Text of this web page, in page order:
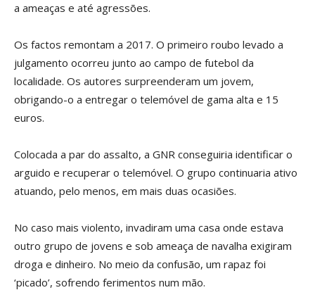
a ameaças e até agressões.
Os factos remontam a 2017. O primeiro roubo levado a
julgamento ocorreu junto ao campo de futebol da
localidade. Os autores surpreenderam um jovem,
obrigando-o a entregar o telemóvel de gama alta e 15
euros.
Colocada a par do assalto, a GNR conseguiria identificar o
arguido e recuperar o telemóvel. O grupo continuaria ativo
atuando, pelo menos, em mais duas ocasiões.
No caso mais violento, invadiram uma casa onde estava
outro grupo de jovens e sob ameaça de navalha exigiram
droga e dinheiro. No meio da confusão, um rapaz foi
‘picado’, sofrendo ferimentos num mão.